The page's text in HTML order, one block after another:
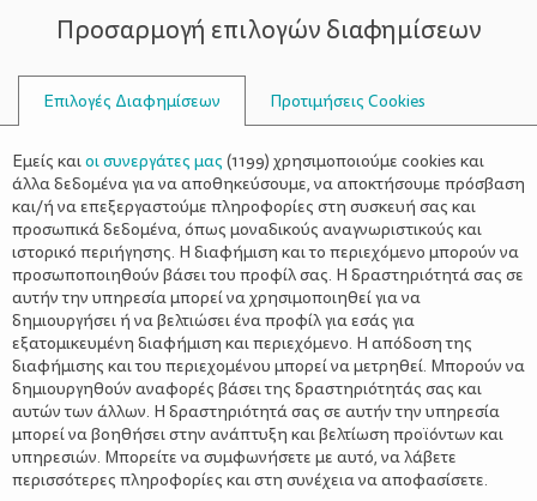
ΣΥΜΒΟΥΛΟΙ
ΑΛΕΞΑΝΔΡΙΝΌΣ
Προσαρμογή επιλογών διαφημίσεων
Επιλογές Διαφημίσεων Προτιμήσεις Cookies
Εμείς καιοι συνεργάτες μας (1199) χρησιμοποιούμε cookies και
άλλα δεδομένα για να αποθηκεύσουμε, να αποκτήσουμε πρόσβαση
και/ή να επεξεργαστούμε πληροφορίες στη συσκευή σας και
προσωπικά δεδομένα, όπως μοναδικούς αναγνωριστικούς και
ιστορικό περιήγησης. Η διαφήμιση και το περιεχόμενο μπορούν να
προσωποποιηθούν βάσει του προφίλ σας. Η δραστηριότητά σας σε
αυτήν την υπηρεσία μπορεί να χρησιμοποιηθεί για να
δημιουργήσει ή να βελτιώσει ένα προφίλ για εσάς για
εξατομικευμένη διαφήμιση και περιεχόμενο. Η απόδοση της
διαφήμισης και του περιεχομένου μπορεί να μετρηθεί. Μπορούν να
δημιουργηθούν αναφορές βάσει της δραστηριότητάς σας και
αυτών των άλλων. Η δραστηριότητά σας σε αυτήν την υπηρεσία
μπορεί να βοηθήσει στην ανάπτυξη και βελτίωση προϊόντων και
υπηρεσιών. Μπορείτε να συμφωνήσετε με αυτό, να λάβετε
περισσότερες πληροφορίες και στη συνέχεια να αποφασίσετε.